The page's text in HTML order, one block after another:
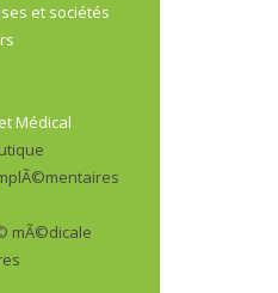
et sociétés
Médical
mÃ©dicale